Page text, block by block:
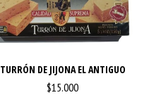
TURRÓN DE JIJONA EL ANTIGUO
$15.000